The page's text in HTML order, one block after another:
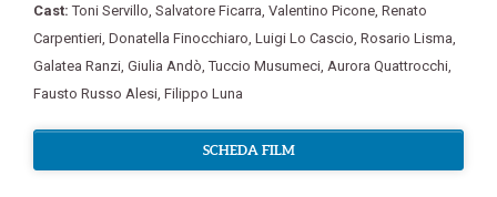
Cast:Toni Servillo Salvatore Ficarra Valentino Picone Renato
Carpentieri Donatella Finocchiaro Luigi Lo Cascio Rosario Lisma
Galatea Ranzi Giulia Andò ,Tuccio Musumeci Aurora Quattrocchi
Fausto Russo Alesi Filippo Luna
SCHEDA FILM